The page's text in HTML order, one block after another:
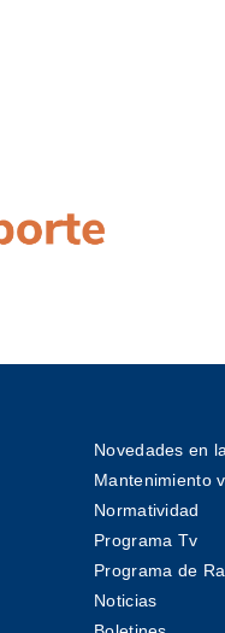
Novedades en
Mantenimiento
Normatividad
Programa Tv
Programa de
Noticias